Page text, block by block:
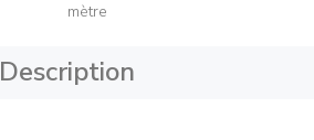
mètre
Description